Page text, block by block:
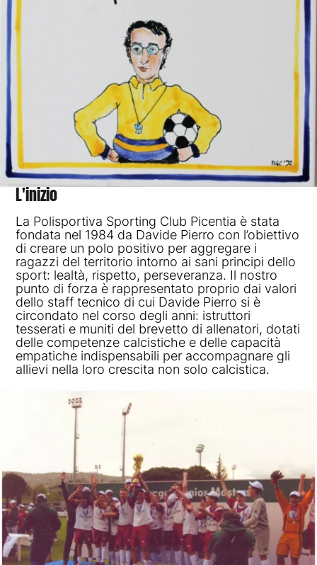
L'inizio
La Polisportiva Sporting Club Picentia è stata
fondata nel 1984 da Davide Pierro con l’obiettivo
di creare un polo positivo per aggregare i
ragazzi del territorio intorno ai sani principi dello
sport: lealtà, rispetto, perseveranza. Il nostro
punto di forza è rappresentato proprio dai valori
dello staff tecnico di cui Davide Pierro si è
circondato nel corso degli anni: istruttori
tesserati e muniti del brevetto di allenatori, dotati
delle competenze calcistiche e delle capacità
empatiche indispensabili per accompagnare gli
allievi nella loro crescita non solo calcistica.